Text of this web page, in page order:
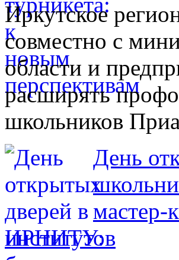
Иркутское
совместно с
области и
расширять
школьников
День
мастер-
институтов